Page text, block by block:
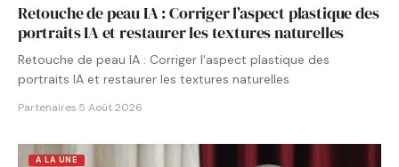
Retouche de peau IA : Corriger l’aspect plastique des
portraits IA et restaurer les textures naturelles
Retouche de peau IA : Corriger l'aspect plastique des
portraits IA et restaurer les textures naturelles
Partenaires·5 Août 2026
A LA UNE